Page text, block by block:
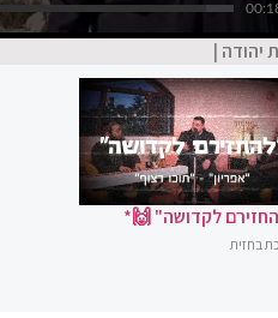
יהודה |
לקדושה" 🙌*
בחזית